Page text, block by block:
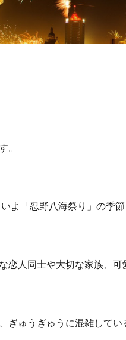
。
よ「忍野八海祭り」の季節
恋人同士や大切な家族、可
ぎゅうぎゅうに混雑してい